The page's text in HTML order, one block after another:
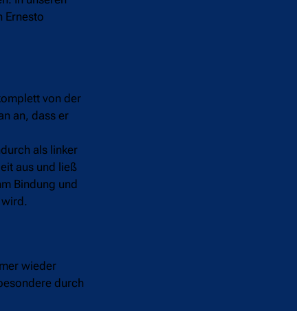
Ernesto
von der
an, dass er
als linker
aus und ließ
Bindung und
wieder
durch